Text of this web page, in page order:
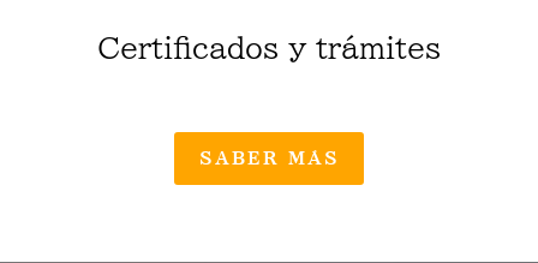
Certificados y trámites
SABER MÁS